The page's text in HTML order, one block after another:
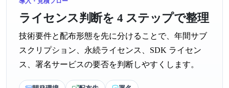
ライセンス判断を 4 ステップで整理
技術要件と配布形態を先に分けることで、年間サブ
スクリプション、永続ライセンス、SDK ライセン
ス、署名サービスの要否を判断しやすくします。